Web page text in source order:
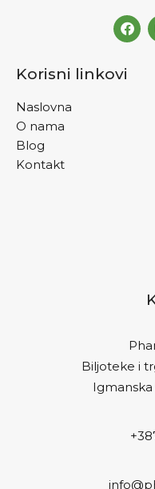
Korisni linkovi
Naslovna
O nama
Blog
Kontakt
Biljoteke i
Igmanska